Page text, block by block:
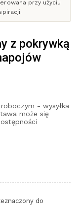
przy użyciu
z pokrywką
- wysyłka
może się
do